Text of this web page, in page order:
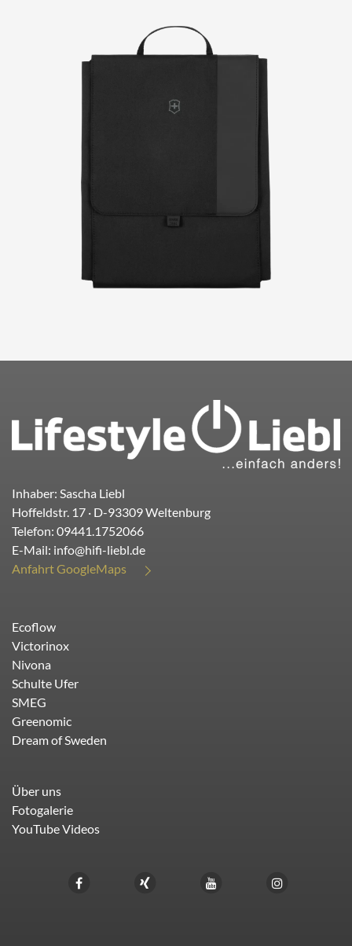
Inhaber: Sascha Liebl
Hoffeldstr. 17 · D-93309Weltenburg
Telefon: 09441.1752066
E-Mail: info@hifi-liebl.de
Anfahrt GoogleMaps
Ecoflow
Victorinox
Nivona
Schulte Ufer
SMEG
Greenomic
Dream of Sweden
Über uns
Fotogalerie
YouTube Videos